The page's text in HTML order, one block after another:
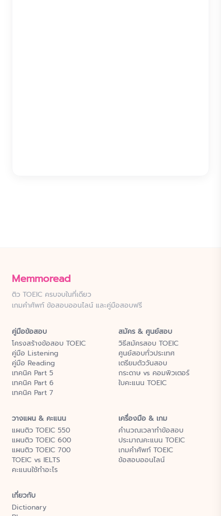
Memmoread
ติว TOEIC ครบจบในที่เดียว
เกมคำศัพท์ ข้อสอบออนไลน์ และคู่มือสอบฟรี
คู่มือข้อสอบ
โครงสร้างข้อสอบ TOEIC
คู่มือ Listening
คู่มือ Reading
เทคนิค Part 5
เทคนิค Part 6
เทคนิค Part 7
สมัคร & ศูนย์สอบ
วิธีสมัครสอบ TOEIC
ศูนย์สอบทั่วประเทศ
เตรียมตัววันสอบ
กระดาษ vs คอมพิวเตอร์
ใบคะแนน TOEIC
วางแผน & คะแนน
แผนติว TOEIC 550
แผนติว TOEIC 600
แผนติว TOEIC 700
TOEIC vs IELTS
คะแนนใช้ทำอะไร
เครื่องมือ & เกม
คำนวณเวลาทำข้อสอบ
ประมาณคะแนน TOEIC
เกมคำศัพท์ TOEIC
ข้อสอบออนไลน์
เกี่ยวกับ
Dictionary